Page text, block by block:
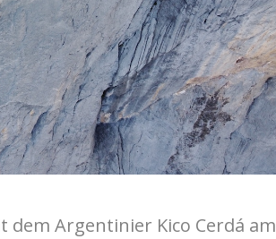
Argentinier Kico Cerdá am